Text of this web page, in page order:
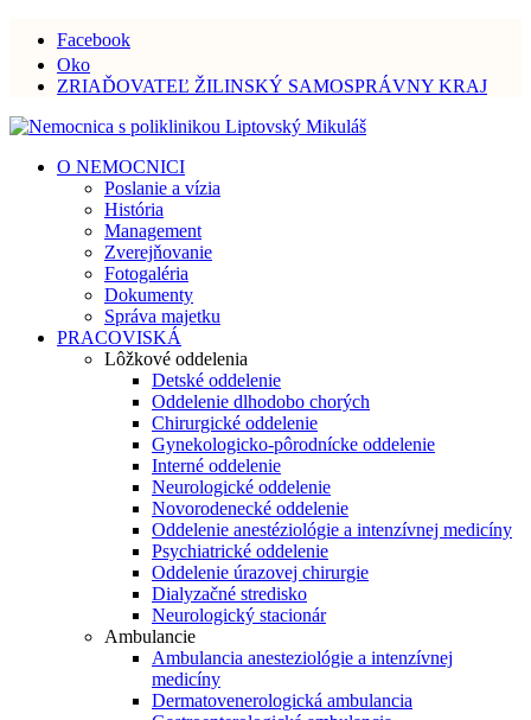
Facebook
Oko
ZRIAĎOVATEĽ ŽILINSKÝ SAMOSPRÁVNY KRAJ
O NEMOCNICI
Poslanie a vízia
História
Management
Zverejňovanie
Fotogaléria
Dokumenty
Správa majetku
PRACOVISKÁ
Lôžkové oddelenia
Detské oddelenie
Oddelenie dlhodobo chorých
Chirurgické oddelenie
Gynekologicko-pôrodnícke oddelenie
Interné oddelenie
Neurologické oddelenie
Novorodenecké oddelenie
Oddelenie anestéziológie a intenzívnej medicíny
Psychiatrické oddelenie
Oddelenie úrazovej chirurgie
Dialyzačné stredisko
Neurologický stacionár
Ambulancie
Ambulancia anesteziológie a intenzívnej
medicíny
Dermatovenerologická ambulancia